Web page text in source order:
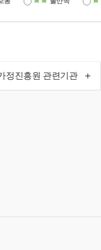
정진흥원 관련기관